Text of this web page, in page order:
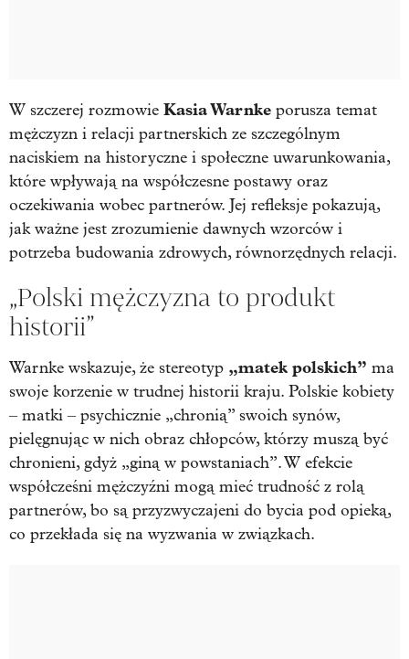
W szczerej rozmowie Kasia Warnke porusza temat
mężczyzn i relacji partnerskich ze szczególnym
naciskiem na historyczne i społeczne uwarunkowania,
które wpływają na współczesne postawy oraz
oczekiwania wobec partnerów. Jej refleksje pokazują,
jak ważne jest zrozumienie dawnych wzorców i
potrzeba budowania zdrowych, równorzędnych relacji.
„Polski mężczyzna to produkt
historii”
Warnke wskazuje, że stereotyp „matek polskich” ma
swoje korzenie w trudnej historii kraju. Polskie kobiety
– matki – psychicznie „chronią” swoich synów,
pielęgnując w nich obraz chłopców, którzy muszą być
chronieni, gdyż „giną w powstaniach”. W efekcie
współcześni mężczyźni mogą mieć trudność z rolą
partnerów, bo są przyzwyczajeni do bycia pod opieką,
co przekłada się na wyzwania w związkach.